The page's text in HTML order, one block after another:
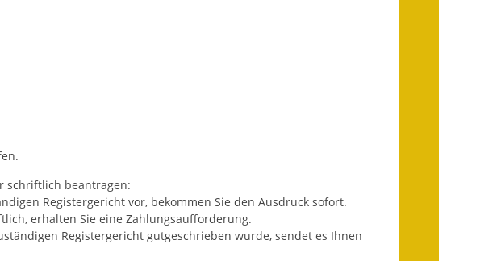
Ausweichfahrplan
Buslinie 168
schriftlich beantragen:
Registergericht vor, bekommen Sie den Ausdruck sofort.
erhalten Sie eine Zahlungsaufforderung.
Registergericht gutgeschrieben wurde, sendet es Ihnen